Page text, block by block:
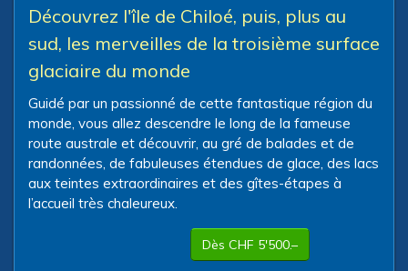
Découvrez l'île de Chiloé, puis, plus au
sud, les merveilles de la troisième surface
glaciaire du monde
Guidé par un passionné de cette fantastique région du
monde, vous allez descendre le long de la fameuse
route australe et découvrir, au gré de balades et de
randonnées, de fabuleuses étendues de glace, des lacs
aux teintes extraordinaires et des gîtes-étapes à
l’accueil très chaleureux.
Dès CHF 5'500.–